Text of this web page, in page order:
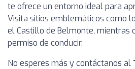
te ofrece un entorno ideal para
Visita sitios emblemáticos como
el Castillo de Belmonte, mientras
permiso de conducir.
No esperes más y contáctanos al